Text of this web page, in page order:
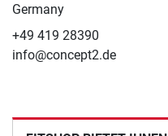
Germany
+49 419 28390
info@concept2.de